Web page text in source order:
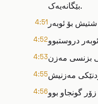
بێگانەیەک.
4:51
4:52
4:53
4:55
4:56گونجاو بوو